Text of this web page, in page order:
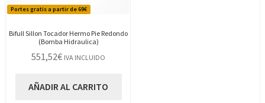
Portes gratis a partir de 69€
Bifull Sillon Tocador Hermo Pie Redondo
(Bomba Hidraulica)
551,52€ IVA INCLUIDO
AÑADIR AL CARRITO